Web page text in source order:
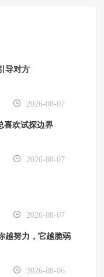
导对方
2026-08-07
喜欢试探边界
2026-08-07
2026-08-07
越努力，它越脆弱
2026-08-06